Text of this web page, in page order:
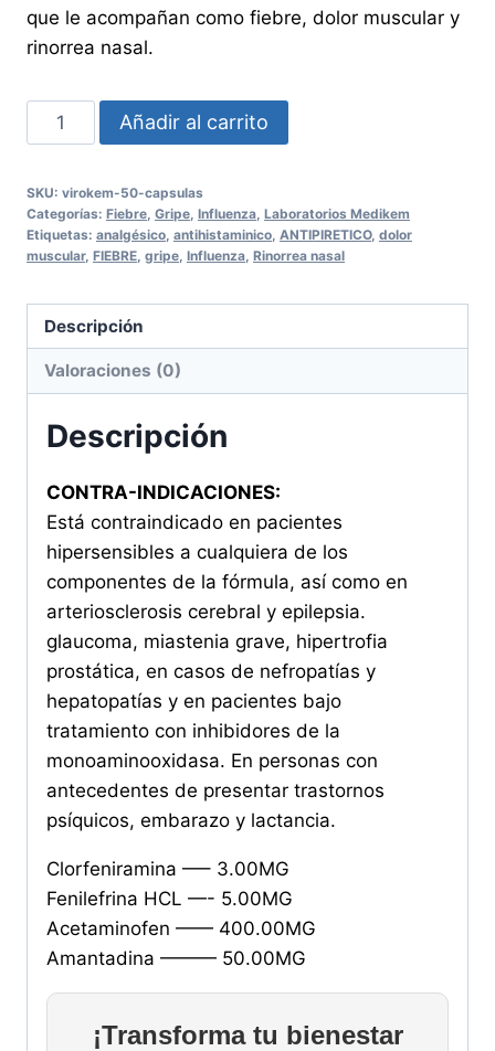
que le acompañan como fiebre, dolor muscular y
rinorrea nasal.
VIROKEM
50
cantidad
Añadir al carrito
SKU: virokem-50-capsulas
Categorías: Fiebre Gripe Influenza Laboratorios Medikem
Etiquetas: analgésico antihistaminico ANTIPIRETICO, dolor
muscular, FIEBRE gripe Influenza Rinorrea nasal
Descripción
Valoraciones (0)
Descripción
CONTRA-INDICACIONES:
Está contraindicado en pacientes
hipersensibles a cualquiera de los
componentes de la fórmula, así como en
arteriosclerosis cerebral y epilepsia.
glaucoma, miastenia grave, hipertrofia
prostática, en casos de nefropatías y
hepatopatías y en pacientes bajo
tratamiento con inhibidores de la
monoaminooxidasa. En personas con
antecedentes de presentar trastornos
psíquicos, embarazo y lactancia.
Clorfeniramina —– 3.00MG
Fenilefrina HCL —- 5.00MG
Acetaminofen —— 400.00MG
Amantadina ——— 50.00MG
¡Transforma tu bienestar